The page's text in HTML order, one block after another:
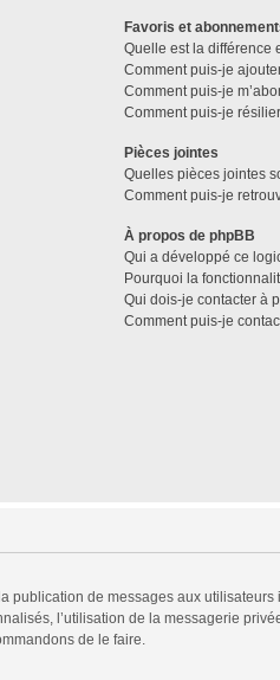
Favoris et
Quelle est la différence
Comment puis-je
Comment puis-je
Comment puis-je
Pièces jointes
Quelles pièces jointes
Comment puis-je
À propos de phpBB
Qui a développé ce
Pourquoi la
Qui dois-je contacter à
Comment puis-je
publication de messages aux
l’utilisation de la messagerie
de le faire.